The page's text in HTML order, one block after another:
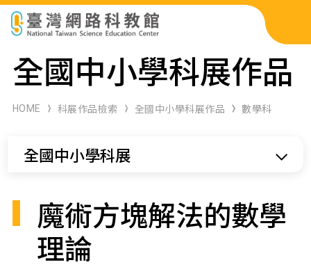
科展作品檢索
科學研習月刊
全國中小學科展作品
HOME 科展作品檢索 全國中小學科展作品 數學科
全國中小學科展
魔術方塊解法的數學
理論